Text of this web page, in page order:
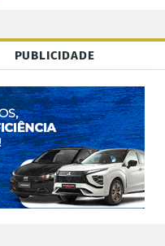
PUBLICIDADE